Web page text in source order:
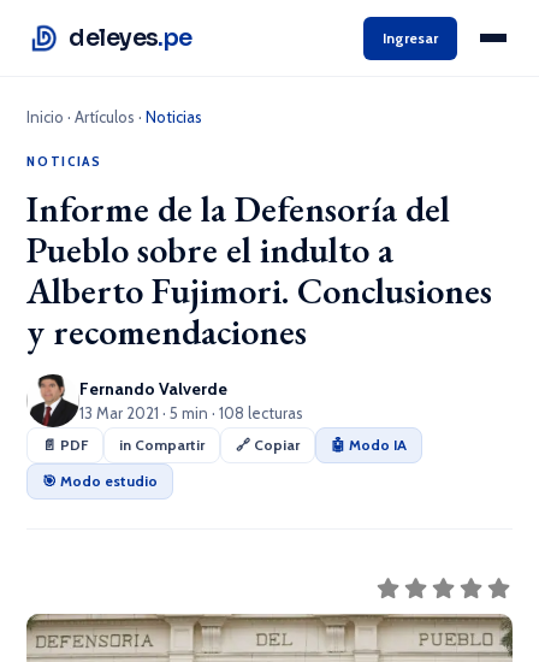
deleyes.pe Ingresar
Inicio ·Artículos ·Noticias
NOTICIAS
Informe de la Defensoría del
Pueblo sobre el indulto a
Alberto Fujimori. Conclusiones
y recomendaciones
Fernando Valverde
13 Mar 2021 · 5 min · 108 lecturas
📄 PDF in Compartir 🔗 Copiar
🤖 Modo IA
🎯 Modo estudio